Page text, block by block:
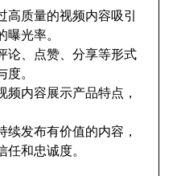
高质量的视频内容吸引
曝光率。
论、点赞、分享等形式
度。
频内容展示产品特点，
续发布有价值的内容，
任和忠诚度。